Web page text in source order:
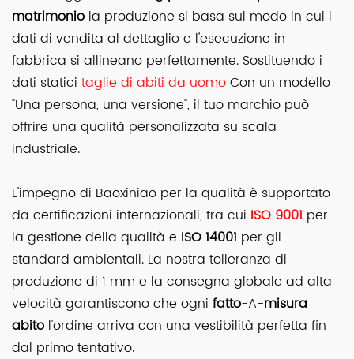
matrimonio la produzione si basa sul modo in cui i
dati di vendita al dettaglio e l'esecuzione in
fabbrica si allineano perfettamente. Sostituendo i
dati statici taglie di abiti da uomoCon un modello
"Una persona, una versione", il tuo marchio può
offrire una qualità personalizzata su scala
industriale.
L'impegno di Baoxiniao per la qualità è supportato
da certificazioni internazionali, tra cui ISO 9001 per
la gestione della qualità e ISO 14001 per gli
standard ambientali. La nostra tolleranza di
produzione di 1 mm e la consegna globale ad alta
velocità garantiscono che ogni fatto-A-misura
abito l'ordine arriva con una vestibilità perfetta fin
dal primo tentativo.